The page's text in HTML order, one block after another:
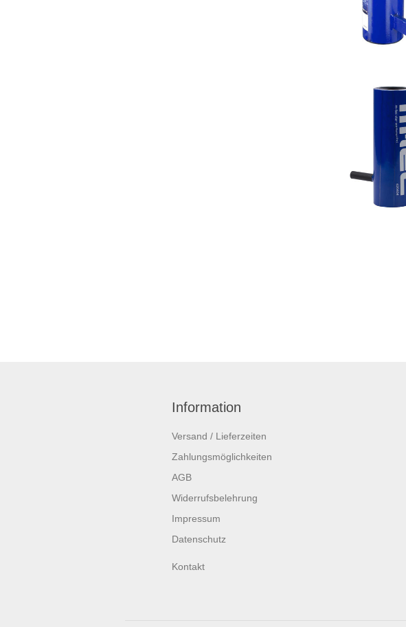
Information
Versand / Lieferzeiten
Zahlungsmöglichkeiten
AGB
Widerrufsbelehrung
Impressum
Datenschutz
Kontakt